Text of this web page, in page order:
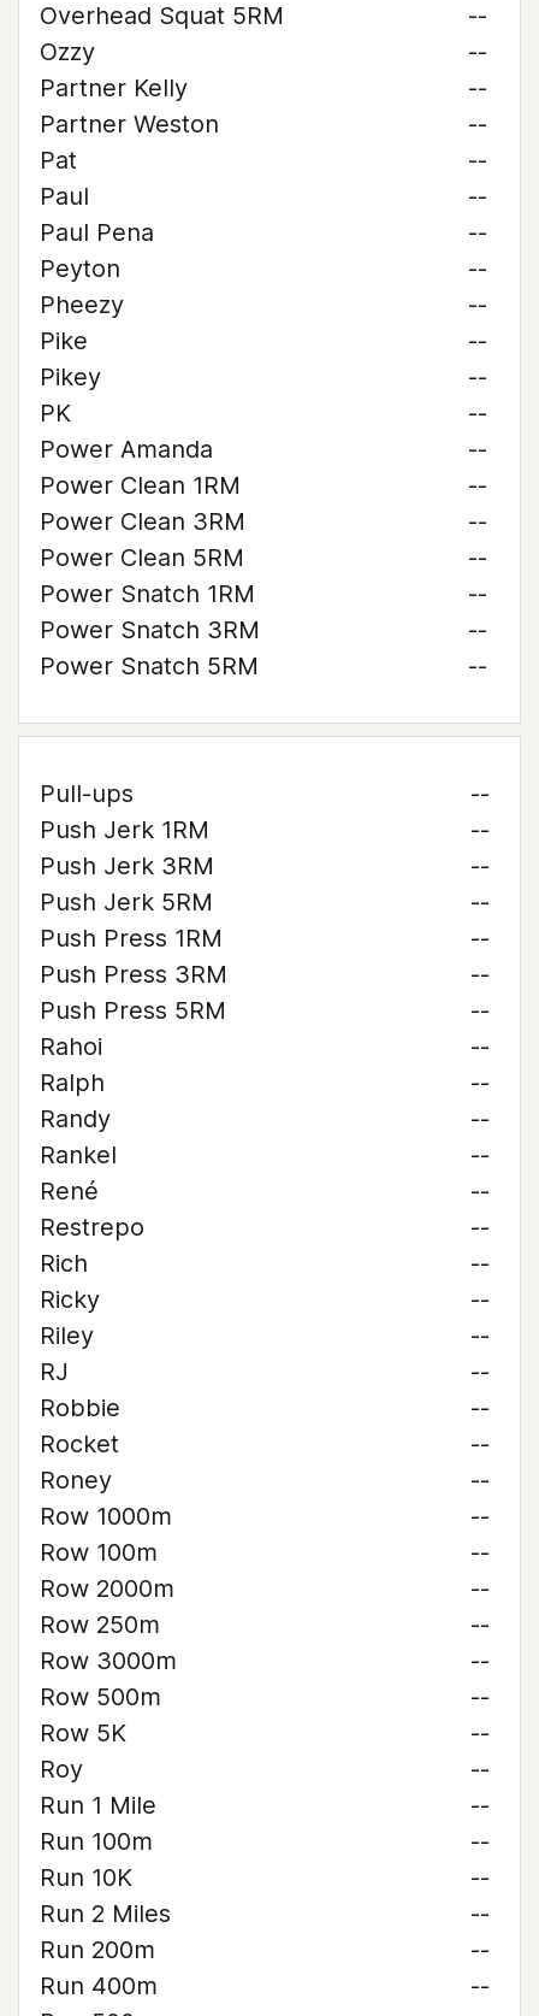
Overhead Squat 5RM
--
Ozzy
--
Partner Kelly
--
Partner Weston
--
Pat
--
Paul
--
Paul Pena
--
Peyton
--
Pheezy
--
Pike
--
Pikey
--
PK
--
Power Amanda
--
Power Clean 1RM
--
Power Clean 3RM
--
Power Clean 5RM
--
Power Snatch 1RM
--
Power Snatch 3RM
--
Power Snatch 5RM
--
Pull-ups
--
Push Jerk 1RM
--
Push Jerk 3RM
--
Push Jerk 5RM
--
Push Press 1RM
--
Push Press 3RM
--
Push Press 5RM
--
Rahoi
--
Ralph
--
Randy
--
Rankel
--
René
--
Restrepo
--
Rich
--
Ricky
--
Riley
--
RJ
--
Robbie
--
Rocket
--
Roney
--
Row 1000m
--
Row 100m
--
Row 2000m
--
Row 250m
--
Row 3000m
--
Row 500m
--
Row 5K
--
Roy
--
Run 1 Mile
--
Run 100m
--
Run 10K
--
Run 2 Miles
--
Run 200m
--
Run 400m
--